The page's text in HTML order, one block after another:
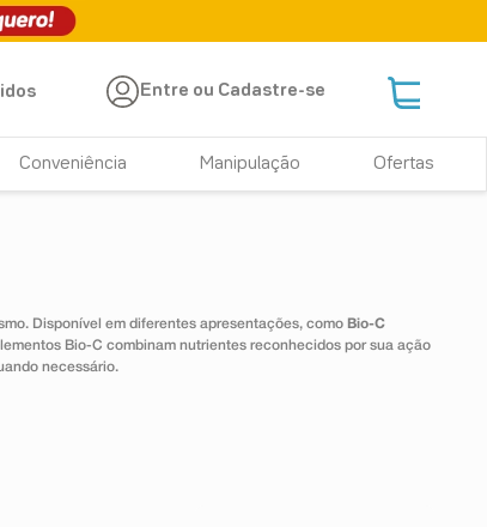
Entre ou Cadastre-se
Conveniência Manipulação Ofertas
Disponível em diferentes apresentações, como Bio-C
Bio-C combinam nutrientes reconhecidos por sua ação
necessário.